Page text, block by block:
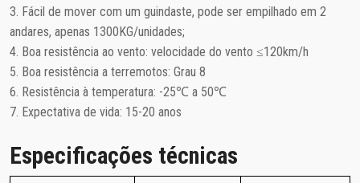
3. Fácil de mover com um guindaste, pode ser empilhado em 2
andares, apenas 1300KG/unidades;
4. Boa resistência ao vento: velocidade do vento ≤120km/h
5. Boa resistência a terremotos: Grau 8
6. Resistência à temperatura: -25℃ a 50℃
7. Expectativa de vida: 15-20 anos
Especificações técnicas